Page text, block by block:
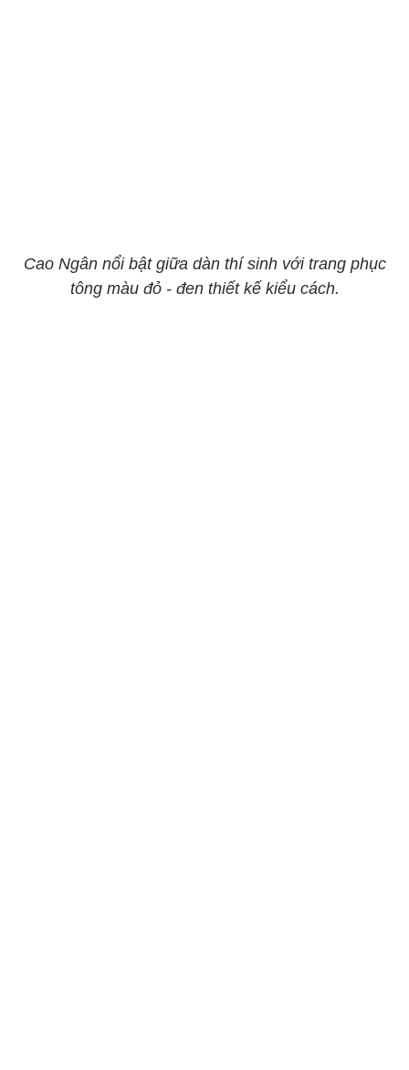
Cao Ngân nổi bật giữa dàn thí sinh với trang phục
tông màu đỏ - đen thiết kế kiểu cách.